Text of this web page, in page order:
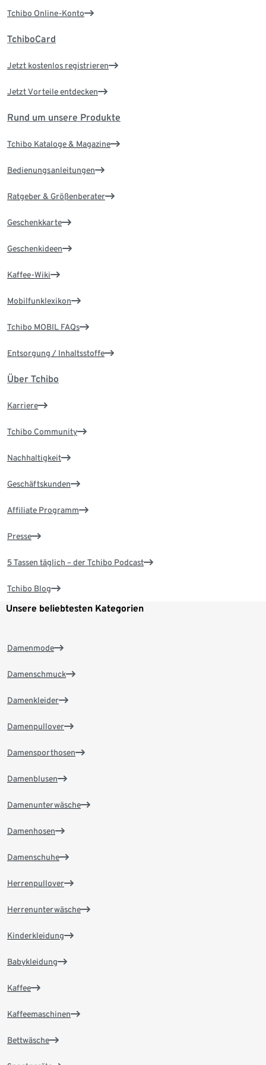
Tchibo Online-Konto
TchiboCard
Jetzt kostenlos registrieren
Jetzt Vorteile entdecken
Rund um unsere Produkte
Tchibo Kataloge & Magazine
Bedienungsanleitungen
Ratgeber & Größenberater
Geschenkkarte
Geschenkideen
Kaffee-Wiki
Mobilfunklexikon
Tchibo MOBIL FAQs
Entsorgung / Inhaltsstoffe
Über Tchibo
Karriere
Tchibo Community
Nachhaltigkeit
Geschäftskunden
Affiliate Programm
Presse
5 Tassen täglich – der Tchibo Podcast
Tchibo Blog
Unsere beliebtesten Kategorien
Damenmode
Damenschmuck
Damenkleider
Damenpullover
Damensporthosen
Damenblusen
Damenunterwäsche
Damenhosen
Damenschuhe
Herrenpullover
Herrenunterwäsche
Kinderkleidung
Babykleidung
Kaffee
Kaffeemaschinen
Bettwäsche